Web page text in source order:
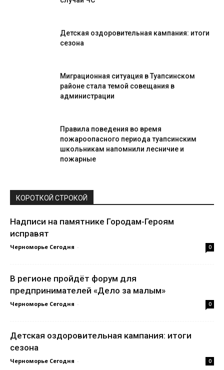
Детская оздоровительная кампания: итоги
сезона
Миграционная ситуация в Туапсинском
районе стала темой совещания в
администрации
Правила поведения во время
пожароопасного периода туапсинским
школьникам напомнили лесничие и
пожарные
КОРОТКОЙ СТРОКОЙ
Надписи на памятнике Городам-Героям
исправят
Черноморье Сегодня - 0
В регионе пройдёт форум для
предпринимателей «Дело за малым»
Черноморье Сегодня - 0
Детская оздоровительная кампания: итоги
сезона
Черноморье Сегодня - 0